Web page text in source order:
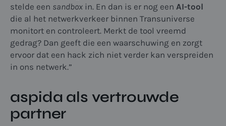
stelde een sandbox in. En dan is er nog een AI-tool
die al het netwerkverkeer binnen Transuniverse
monitort en controleert. Merkt de tool vreemd
gedrag? Dan geeft die een waarschuwing en zorgt
ervoor dat een hack zich niet verder kan verspreiden
in ons netwerk.”
aspida als vertrouwde
partner